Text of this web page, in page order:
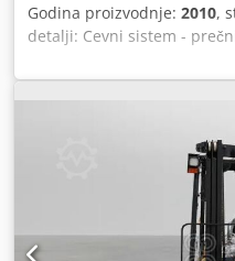
Godina proizvodnje: 2010,
detalji: Cevni sistem -
- ulaz: usisni Ø 150 i
ventilatora - drobljenje:
kertridža: Filter mat
izgradnje cca. 2010
ekstrakciju za vađenje
drveta Obim isporuke: -
Filtartion, tip T 0.56-224
Nm³/h, usisni kolektor Ø